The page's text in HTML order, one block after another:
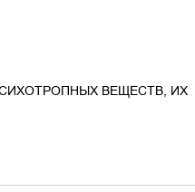
ВЕЩЕСТВ, ИХ